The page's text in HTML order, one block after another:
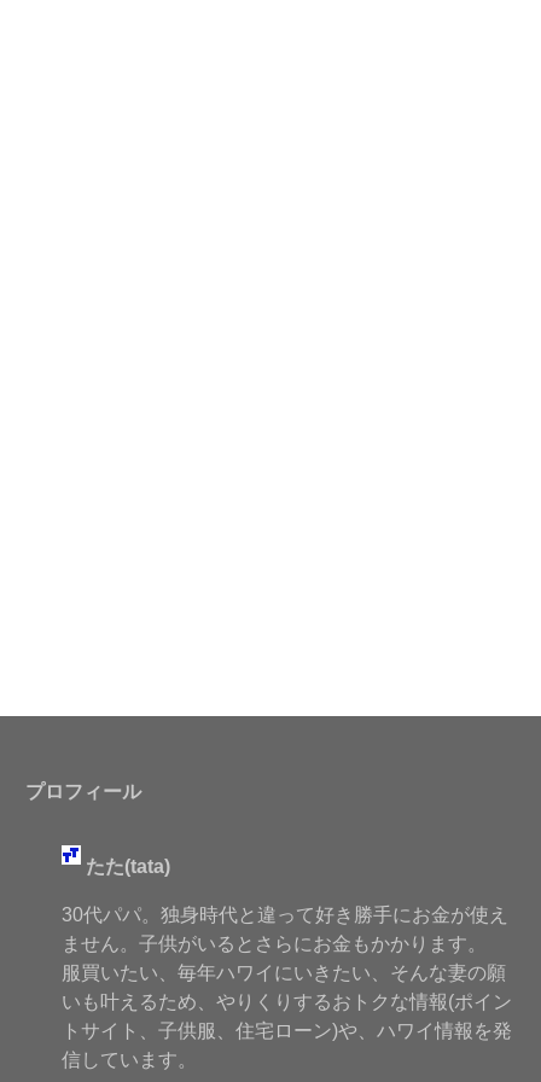
プロフィール
たた(tata)
30代パパ。独身時代と違って好き勝手にお金が使え
ません。子供がいるとさらにお金もかかります。
服買いたい、毎年ハワイにいきたい、そんな妻の願
いも叶えるため、やりくりするおトクな情報(ポイン
トサイト、子供服、住宅ローン)や、ハワイ情報を発
信しています。